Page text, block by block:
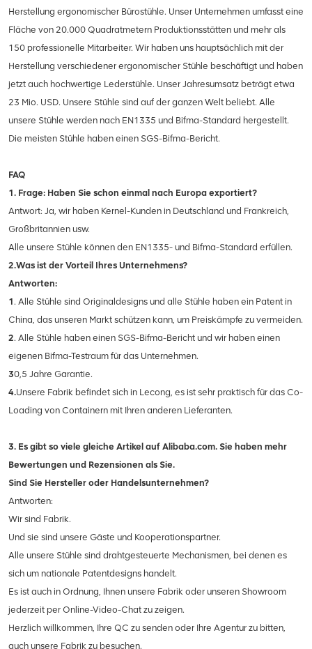
Herstellung ergonomischer Bürostühle. Unser Unternehmen umfasst eine
Fläche von 20.000 Quadratmetern Produktionsstätten und mehr als
150 professionelle Mitarbeiter. Wir haben uns hauptsächlich mit der
Herstellung verschiedener ergonomischer Stühle beschäftigt und haben
jetzt auch hochwertige Lederstühle. Unser Jahresumsatz beträgt etwa
23 Mio. USD. Unsere Stühle sind auf der ganzen Welt beliebt. Alle
unsere Stühle werden nach EN1335 und Bifma-Standard hergestellt.
Die meisten Stühle haben einen SGS-Bifma-Bericht.
FAQ
1. Frage: Haben Sie schon einmal nach Europa exportiert?
Antwort: Ja, wir haben Kernel-Kunden in Deutschland und Frankreich,
Großbritannien usw.
Alle unsere Stühle können den EN1335- und Bifma-Standard erfüllen.
2.Was ist der Vorteil Ihres Unternehmens?
Antworten:
1. Alle Stühle sind Originaldesigns und alle Stühle haben ein Patent in
China, das unseren Markt schützen kann, um Preiskämpfe zu vermeiden.
2. Alle Stühle haben einen SGS-Bifma-Bericht und wir haben einen
eigenen Bifma-Testraum für das Unternehmen.
30,5 Jahre Garantie.
4.Unsere Fabrik befindet sich in Lecong, es ist sehr praktisch für das Co-
Loading von Containern mit Ihren anderen Lieferanten.
3. Es gibt so viele gleiche Artikel auf Alibaba.com. Sie haben mehr
Bewertungen und Rezensionen als Sie.
Sind Sie Hersteller oder Handelsunternehmen?
Antworten:
Wir sind Fabrik.
Und sie sind unsere Gäste und Kooperationspartner.
Alle unsere Stühle sind drahtgesteuerte Mechanismen, bei denen es
sich um nationale Patentdesigns handelt.
Es ist auch in Ordnung, Ihnen unsere Fabrik oder unseren Showroom
jederzeit per Online-Video-Chat zu zeigen.
Herzlich willkommen, Ihre QC zu senden oder Ihre Agentur zu bitten,
auch unsere Fabrik zu besuchen.